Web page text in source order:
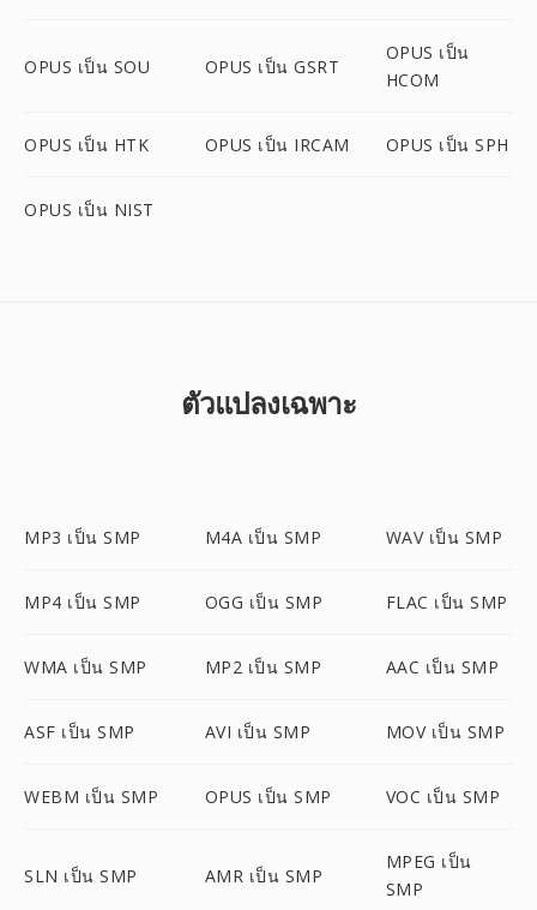
OPUS เป็น SOU OPUS เป็น GSRT
OPUS เป็น
HCOM
OPUS เป็น HTK OPUS เป็น IRCAM OPUS เป็น SPH
OPUS เป็น NIST
ตัวแปลงเฉพาะ
MP3 เป็น SMP M4A เป็น SMP WAV เป็น SMP
MP4 เป็น SMP OGG เป็น SMP FLAC เป็น SMP
WMA เป็น SMP MP2 เป็น SMP AAC เป็น SMP
ASF เป็น SMP AVI เป็น SMP MOV เป็น SMP
WEBM เป็น SMP OPUS เป็น SMP VOC เป็น SMP
SLN เป็น SMP AMR เป็น SMP
MPEG เป็น
SMP